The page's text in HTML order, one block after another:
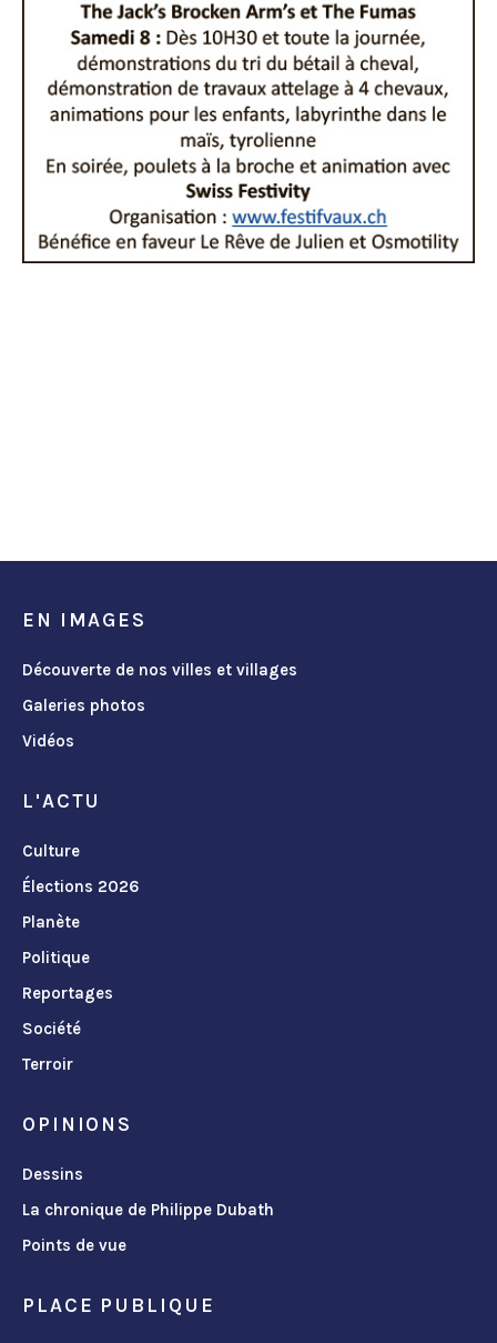
EN IMAGES
Découverte de nos villes et villages
Galeries photos
Vidéos
L'ACTU
Culture
Élections 2026
Planète
Politique
Reportages
Société
Terroir
OPINIONS
Dessins
La chronique de Philippe Dubath
Points de vue
PLACE PUBLIQUE